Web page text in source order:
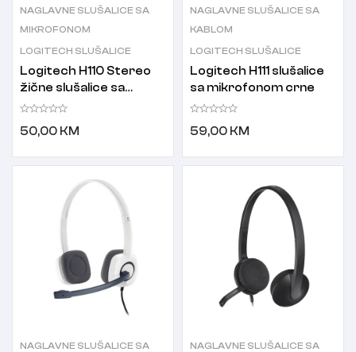
NAGLAVNE SLUŠALICE SA
MIKROFONOM
LOGITECH SLUŠALICE
Logitech H110 Stereo
žične slušalice sa
mikrofonom za PC
50,00 KM
NAGLAVNE SLUŠALICE SA
KABLOM
LOGITECH SLUŠALICE
Logitech H111 slušalice
sa mikrofonom crne
59,00 KM
NAGLAVNE SLUŠALICE SA
NAGLAVNE SLUŠALICE SA